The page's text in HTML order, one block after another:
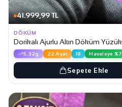
41.999,99 TL
DÖKÜM
Dorikalı Ajurlu Altın Döküm Yüzük
5.32g 22 Ayar 18 Havaleye %7
Sepete Ekle